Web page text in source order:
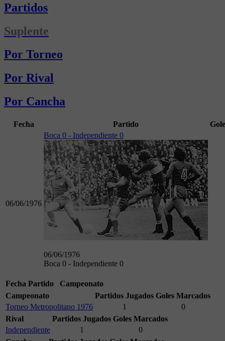
Partidos
Suplente
Por Torneo
Por Rival
Por Cancha
Fecha Partido
06/06/1976
Boca 0 - Independiente 0
06/06/1976
Boca 0 - Independiente 0
Fecha Partido
Campeonato
Campeonato
Partidos Jugados Goles Marcados
Torneo Metropolitano 1976
1
0
Rival
Partidos Jugados Goles Marcados
Independiente
1
0